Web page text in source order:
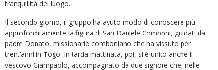
tranquillità del luogo.
Il secondo giorno, il gruppo ha avuto modo di conoscere più
approfonditamente la figura di San Daniele Comboni, guidati da
padre Donato, missionario comboniano che ha vissuto per
trent’anni in Togo. In tarda mattinata, poi, si è unito anche il
vescovo Giampaolo, accompagnato da due signore che, nelle